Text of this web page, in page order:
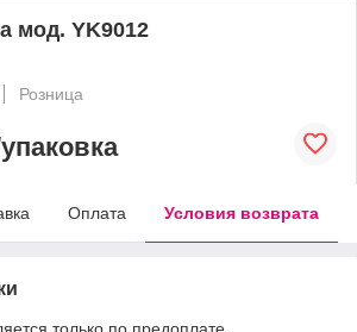
мод. YK9012
Розница
Оплата Условия возврата